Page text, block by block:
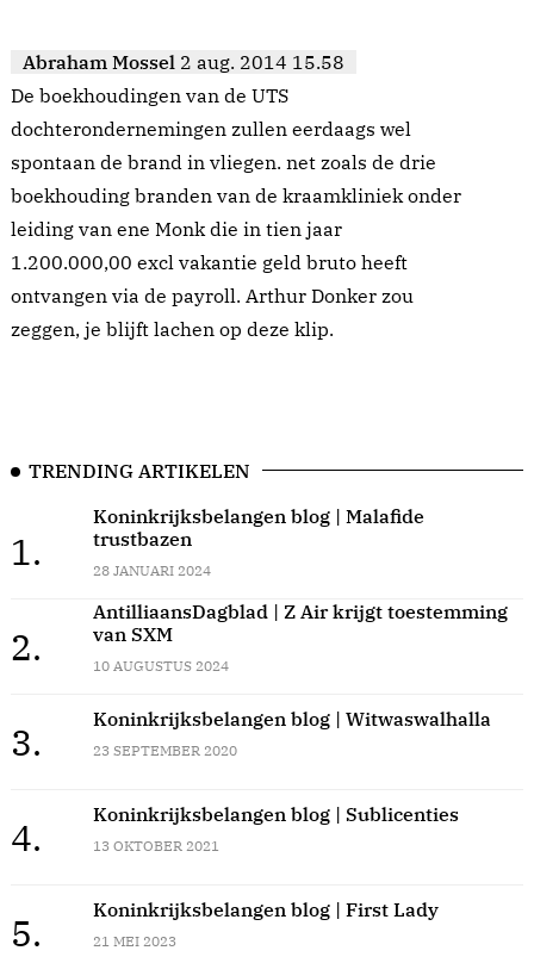
Abraham Mossel 2 aug. 2014 15.58
De boekhoudingen van de UTS
dochterondernemingen zullen eerdaags wel
spontaan de brand in vliegen. net zoals de drie
boekhouding branden van de kraamkliniek onder
leiding van ene Monk die in tien jaar
1.200.000,00 excl vakantie geld bruto heeft
ontvangen via de payroll. Arthur Donker zou
zeggen, je blijft lachen op deze klip.
TRENDING ARTIKELEN
1.
Koninkrijksbelangen blog | Malafide
trustbazen
28 JANUARI 2024
2.
AntilliaansDagblad | Z Air krijgt toestemming
van SXM
10 AUGUSTUS 2024
3.
Koninkrijksbelangen blog | Witwaswalhalla
23 SEPTEMBER 2020
4.
Koninkrijksbelangen blog | Sublicenties
13 OKTOBER 2021
5.
Koninkrijksbelangen blog | First Lady
21 MEI 2023